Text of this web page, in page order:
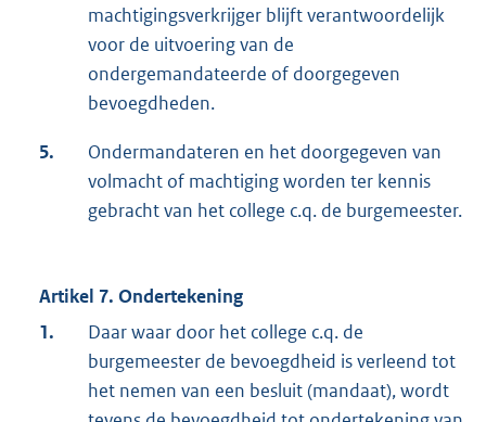
machtigingsverkrijger blijft verantwoordelijk
voor de uitvoering van de
ondergemandateerde of doorgegeven
bevoegdheden.
5.
Ondermandateren en het doorgegeven van
volmacht of machtiging worden ter kennis
gebracht van het college c.q. de burgemeester.
Artikel 7. Ondertekening
1.
Daar waar door het college c.q. de
burgemeester de bevoegdheid is verleend tot
het nemen van een besluit (mandaat), wordt